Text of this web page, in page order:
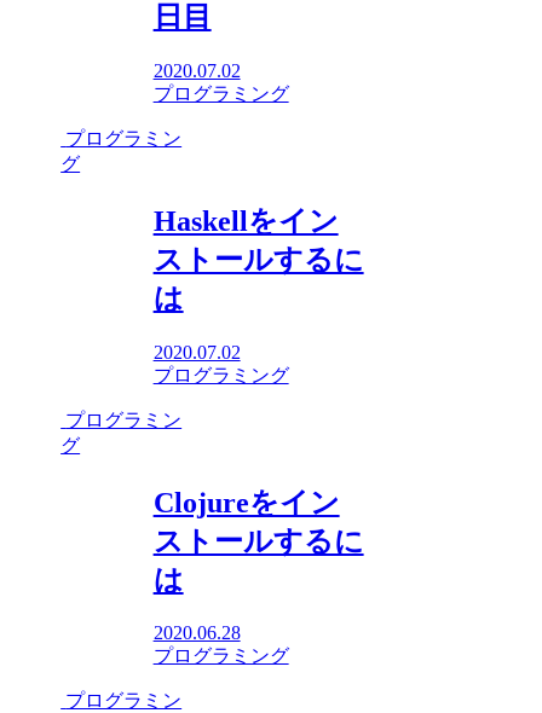
日目
2020.07.02
プログラミング
プログラミン
グ
Haskellをイン
ストールするに
は
2020.07.02
プログラミング
プログラミン
グ
Clojureをイン
ストールするに
は
2020.06.28
プログラミング
プログラミン